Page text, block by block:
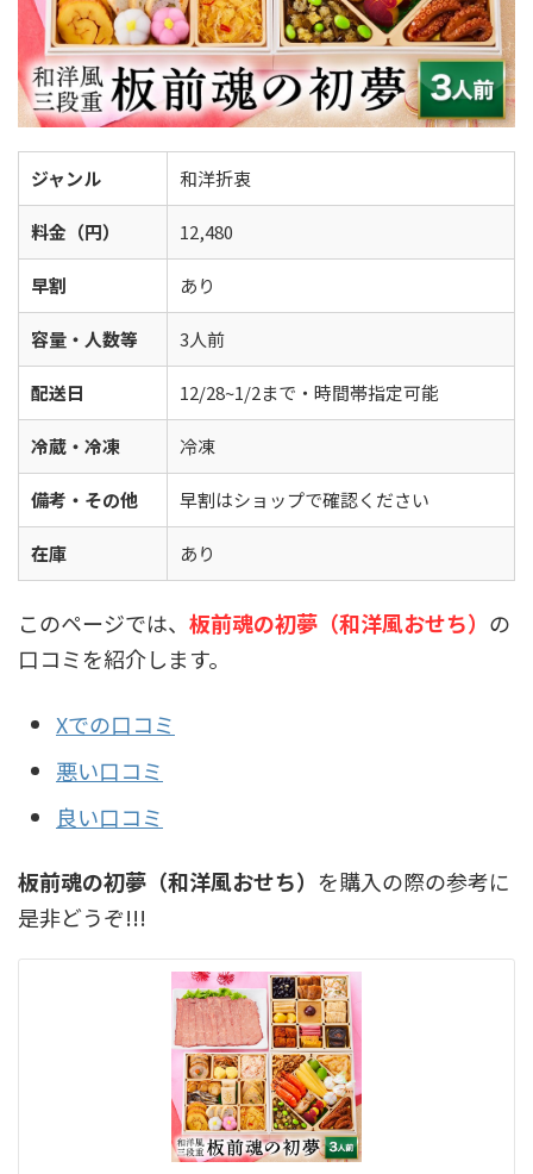
ジャンル 和洋折衷
料金（円） 12,480
早割 あり
容量・人数等 3人前
配送日 12/28~1/2まで・時間帯指定可能
冷蔵・冷凍 冷凍
備考・その他 早割はショップで確認ください
在庫 あり
このページでは、 板前魂の初夢（和洋風おせち） の
口コミを紹介します。
Xでの口コミ
悪い口コミ
良い口コミ
板前魂の初夢（和洋風おせち） を購入の際の参考に
是非どうぞ!!!